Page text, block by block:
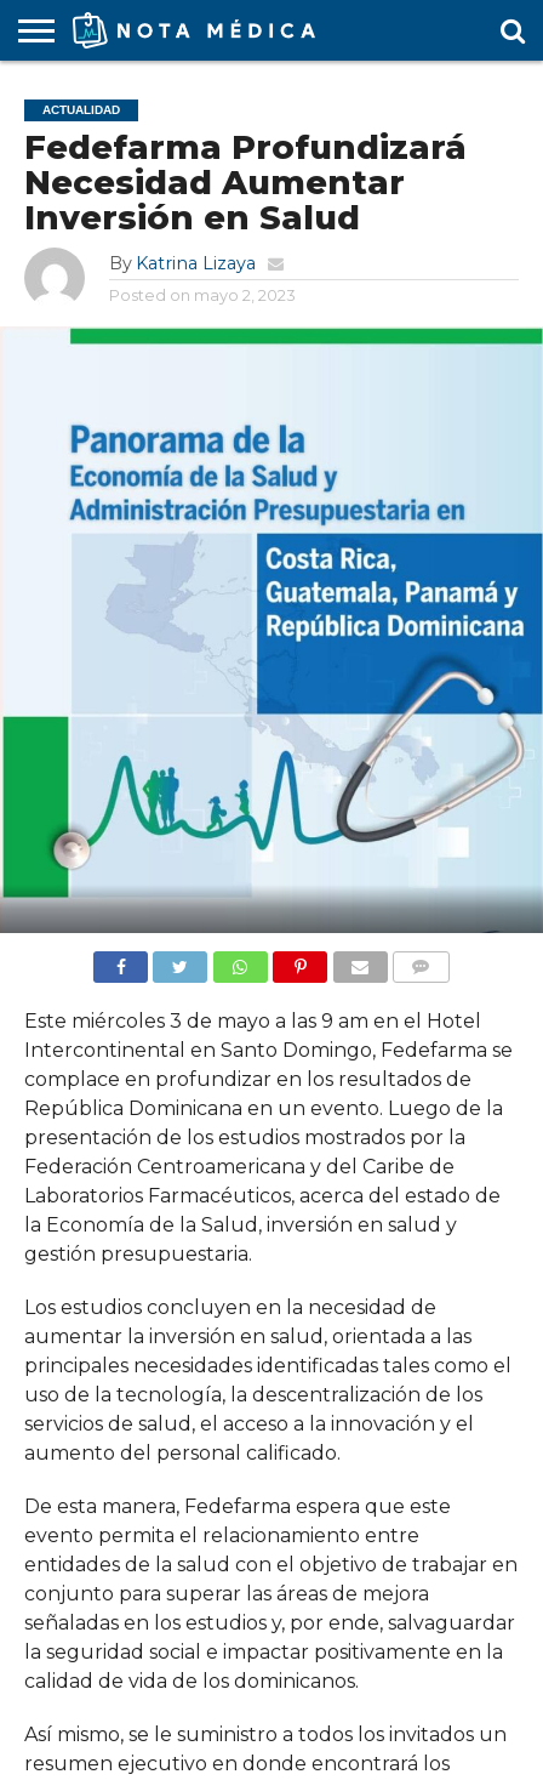
MÉDICA
ARS
ARTÍCULO
ACTUALIDAD
COLEGIO
MÉDICO
COVID-
19
EDUCACIÓN
MÉDICA
ESTUDIANTES
FARMACÉUTICAS
GUBERNAMENTAL
HOSPITALES
Y CLÍNICAS
MARKETING
MÉDICO
RESIDENTES
SALUD
LABORAL
SOCIEDADES
MÉDICAS
TURISMO
MÉDICO
VÍDEOS
ACTUALIDAD
Fedefarma Profundizará
Necesidad Aumentar
Inversión en Salud
By Katrina Lizaya
Posted on mayo 2, 2023
Este miércoles 3 de mayo a las 9 am en el Hotel
Intercontinental en Santo Domingo, Fedefarma se
complace en profundizar en los resultados de
República Dominicana en un evento. Luego de la
presentación de los estudios mostrados por la
Federación Centroamericana y del Caribe de
Laboratorios Farmacéuticos, acerca del estado de
la Economía de la Salud, inversión en salud y
gestión presupuestaria.
Los estudios concluyen en la necesidad de
aumentar la inversión en salud, orientada a las
principales necesidades identificadas tales como el
uso de la tecnología, la descentralización de los
servicios de salud, el acceso a la innovación y el
aumento del personal calificado.
De esta manera, Fedefarma espera que este
evento permita el relacionamiento entre
entidades de la salud con el objetivo de trabajar en
conjunto para superar las áreas de mejora
señaladas en los estudios y, por ende, salvaguardar
la seguridad social e impactar positivamente en la
calidad de vida de los dominicanos.
Así mismo, se le suministro a todos los invitados un
resumen ejecutivo en donde encontrará los